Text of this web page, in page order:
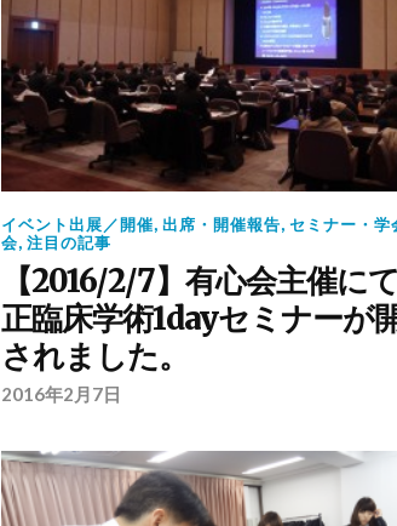
イベント出展／開催, 出席・開催報告, セミナー・学
会, 注目の記事
【2016/2/7】有心会主催に
正臨床学術1dayセミナーが
されました。
2016年2月7日